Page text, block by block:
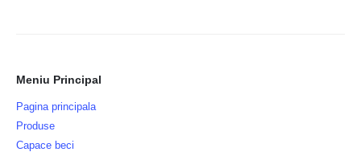
Meniu Principal
Pagina principala
Produse
Capace beci